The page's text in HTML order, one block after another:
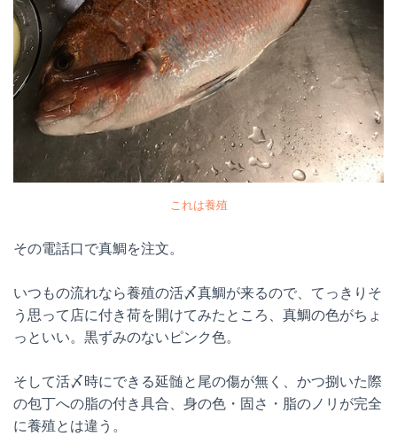
これは養殖
その電話口で真鯛を注文。
いつもの流れなら養殖の活〆真鯛が来るので、てっきりそ
う思って店に付き荷を開けてみたところ、真鯛の色がちょ
っといい。黒ずみのないピンク色。
そして活〆時にできる延髄と尾の傷が無く、かつ捌いた際
の包丁への脂の付き具合、身の色・固さ・脂のノリが完全
に養殖とは違う。